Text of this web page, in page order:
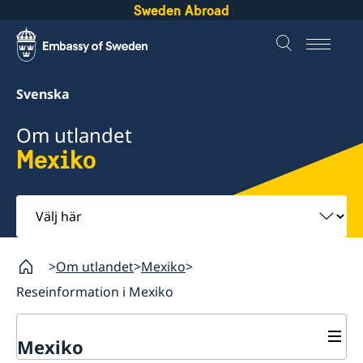
Sweden Abroad
Svenska
Om utlandet
Mexiko
Välj
här
Om utlandet Mexiko
Reseinformation i Mexiko
Mexiko